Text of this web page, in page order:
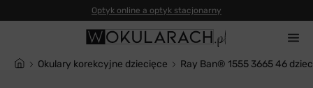
Optyk online a optyk stacjonarny
Okulary korekcyjne dziecięce Ray Ban® 1555 3665 46